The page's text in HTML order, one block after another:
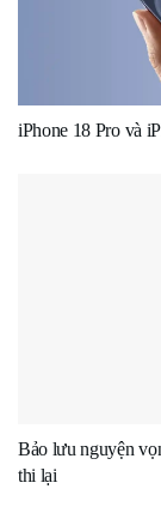
iPhone 18 Pro và
Bảo lưu nguyện
thi lại